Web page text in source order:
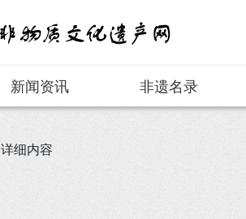
新闻资讯 非遗名录
详细内容